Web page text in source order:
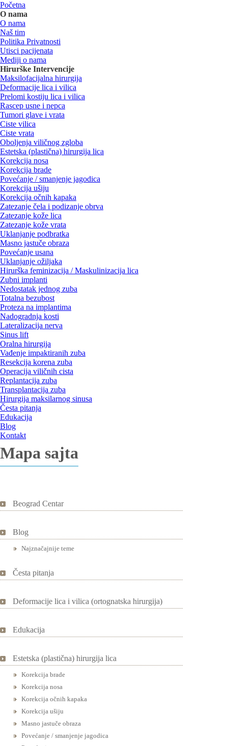
Početna
O nama
O nama
Naš tim
Politika Privatnosti
Utisci pacijenata
Mediji o nama
Hirurške Intervencije
Maksilofacijalna hirurgija
Deformacije lica i vilica
Prelomi kostiju lica i vilica
Rascep usne i nepca
Tumori glave i vrata
Ciste vilica
Ciste vrata
Oboljenja viličnog zgloba
Estetska (plastična) hirurgija lica
Korekcija nosa
Korekcija brade
Povećanje / smanjenje jagodica
Korekcija ušiju
Korekcija očnih kapaka
Zatezanje čela i podizanje obrva
Zatezanje kože lica
Zatezanje kože vrata
Uklanjanje podbratka
Masno jastuče obraza
Povećanje usana
Uklanjanje ožiljaka
Hirurška feminizacija / Maskulinizacija lica
Zubni implanti
Nedostatak jednog zuba
Totalna bezubost
Proteza na implantima
Nadogradnja kosti
Lateralizacija nerva
Sinus lift
Oralna hirurgija
Vađenje impaktiranih zuba
Resekcija korena zuba
Operacija viličnih cista
Replantacija zuba
Transplantacija zuba
Hirurgija maksilarnog sinusa
Česta pitanja
Edukacija
Blog
Kontakt
Mapa sajta
Beograd Centar
Blog
Najznačajnije teme
Česta pitanja
Deformacije lica i vilica (ortognatska hirurgija)
Edukacija
Estetska (plastična) hirurgija lica
Korekcija brade
Korekcija nosa
Korekcija očnih kapaka
Korekcija ušiju
Masno jastuče obraza
Povećanje / smanjenje jagodica